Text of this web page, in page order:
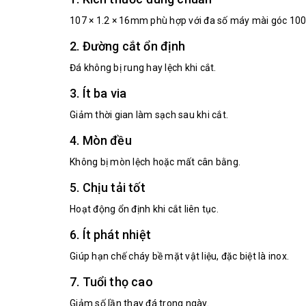
107 × 1.2 × 16mm phù hợp với đa số máy mài góc
2. Đường cắt ổn định
Đá không bị rung hay lệch khi cắt.
3. Ít ba via
Giảm thời gian làm sạch sau khi cắt.
4. Mòn đều
Không bị mòn lệch hoặc mất cân bằng.
5. Chịu tải tốt
Hoạt động ổn định khi cắt liên tục.
6. Ít phát nhiệt
Giúp hạn chế cháy bề mặt vật liệu, đặc biệt là inox.
7. Tuổi thọ cao
Giảm số lần thay đá trong ngày.